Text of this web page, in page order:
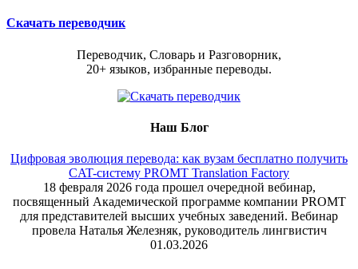
Скачать переводчик
Переводчик, Словарь и Разговорник,
20+ языков, избранные переводы.
Наш Блог
Цифровая эволюция перевода: как вузам бесплатно получить
CAT-систему PROMT Translation Factory
18 февраля 2026 года прошел очередной вебинар,
посвященный Академической программе компании PROMT
для представителей высших учебных заведений. Вебинар
провела Наталья Железняк, руководитель лингвистич
01.03.2026